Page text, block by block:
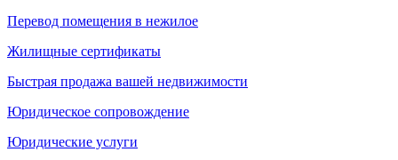
Перевод помещения в нежилое
Жилищные сертификаты
Быстрая продажа вашей недвижимости
Юридическое сопровождение
Юридические услуги